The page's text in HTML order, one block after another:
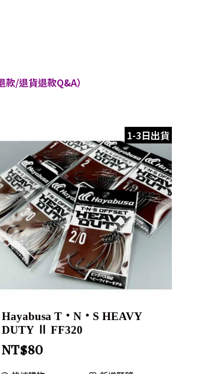
款/退貨退款Q&A）
1-3日出貨
Hayabusa T・N・S HEAVY
DUTY Ⅱ FF320
NT$80